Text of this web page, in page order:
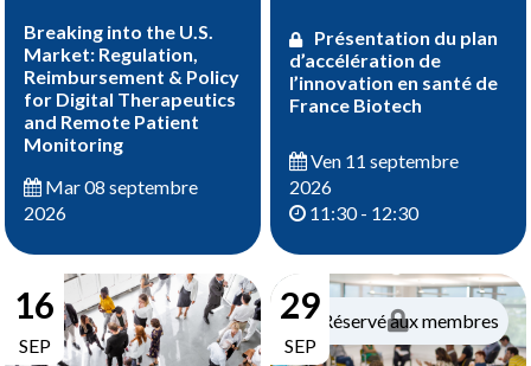
Breaking into the U.S.
Market: Regulation,
Reimbursement & Policy
for Digital Therapeutics
and Remote Patient
Monitoring
Mar 08 septembre
2026
Présentation du plan
d’accélération de
l’innovation en santé de
France Biotech
Ven 11 septembre
2026
11:30 - 12:30
16
SEP
29
SEP
Réservé aux membres